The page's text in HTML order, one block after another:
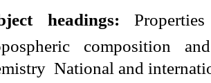
headings:
composition
 National and inter